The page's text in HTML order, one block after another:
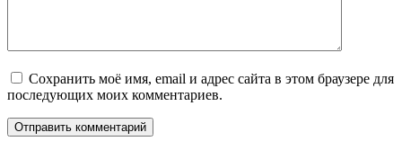
Сохранить моё имя, email и адрес сайта в этом браузере для
последующих моих комментариев.